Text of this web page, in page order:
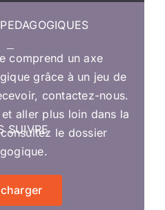
SUIVRE
comprend un axe
grâce à un jeu de
contactez-nous.
aller plus loin dans la
le dossier